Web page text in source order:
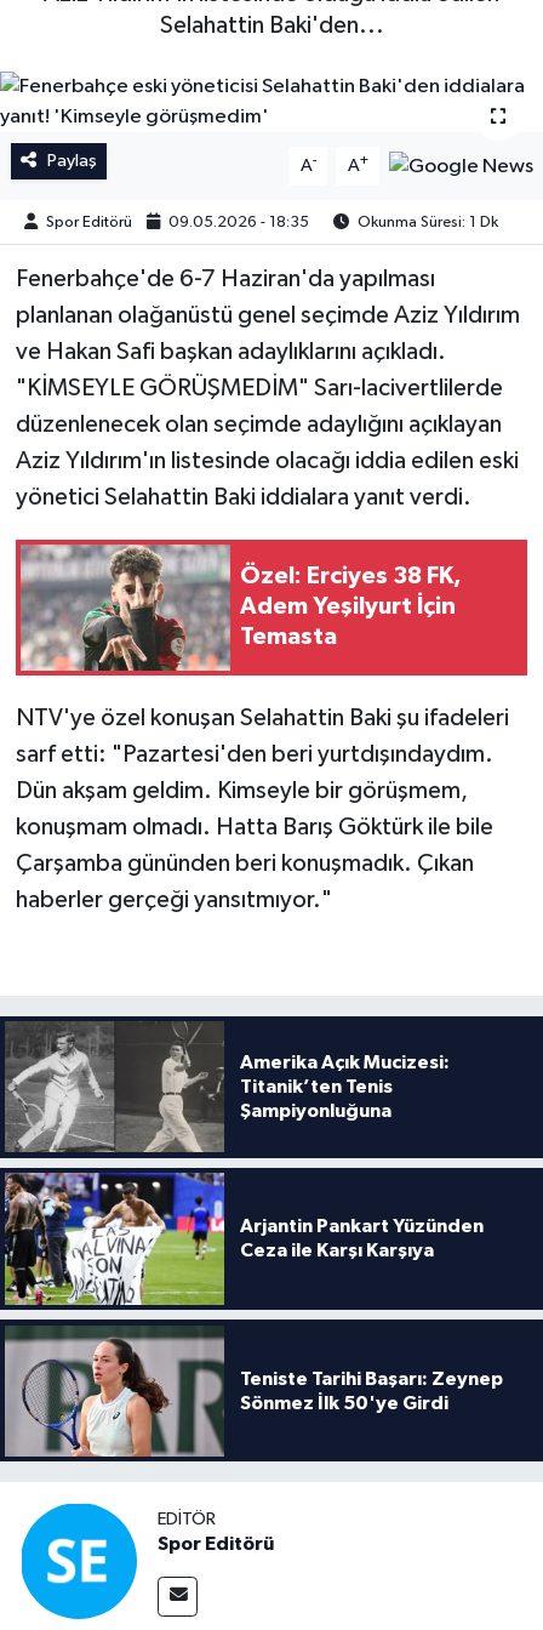
Selahattin Baki'den...
Paylaş A- A+
Spor Editörü 09.05.2026 - 18:35 Okunma Süresi: 1 Dk
Fenerbahçe'de 6-7 Haziran'da yapılması
planlanan olağanüstü genel seçimde Aziz Yıldırım
ve Hakan Safi başkan adaylıklarını açıkladı.
"KİMSEYLE GÖRÜŞMEDİM" Sarı-lacivertlilerde
düzenlenecek olan seçimde adaylığını açıklayan
Aziz Yıldırım'ın listesinde olacağı iddia edilen eski
yönetici Selahattin Baki iddialara yanıt verdi.
Özel: Erciyes 38 FK,
Adem Yeşilyurt İçin
Temasta
NTV'ye özel konuşan Selahattin Baki şu ifadeleri
sarf etti: "Pazartesi'den beri yurtdışındaydım.
Dün akşam geldim. Kimseyle bir görüşmem,
konuşmam olmadı. Hatta Barış Göktürk ile bile
Çarşamba gününden beri konuşmadık. Çıkan
haberler gerçeği yansıtmıyor."
Amerika Açık Mucizesi:
Titanik’ten Tenis
Şampiyonluğuna
Arjantin Pankart Yüzünden
Ceza ile Karşı Karşıya
Teniste Tarihi Başarı: Zeynep
Sönmez İlk 50'ye Girdi
EDITÖR
Spor Editörü
Almanya Bundesliga
La Liga
Serie A
La Liga
Almanya Bundesliga
Serie A
Fransa Ligue 1
Eredevise
Portekiz Ligi
Diğer Futbol Ligleri
Türkiye Basketbol Ligi
Kadınlar Basketbol Ligi
Diğer Basketbol Ligleri
Formula 1
Hentbol
Bisiklet
Boks
Güreş
Halter
Motor Sporları
Su Sporları
Diğer Spor Dalları
Futbolcular